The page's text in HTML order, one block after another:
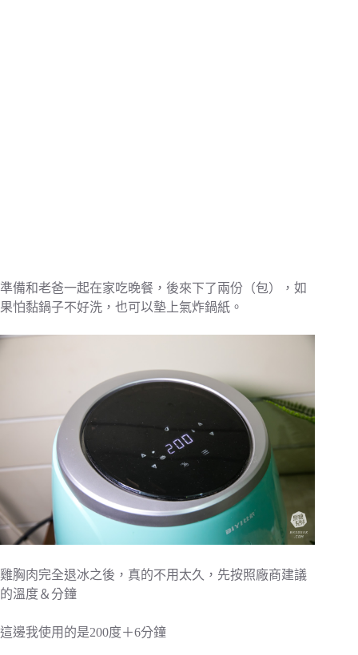
準備和老爸一起在家吃晚餐，後來下了兩份（包），如
果怕黏鍋子不好洗，也可以墊上氣炸鍋紙。
雞胸肉完全退冰之後，真的不用太久，先按照廠商建議
的溫度＆分鐘
這邊我使用的是200度＋6分鐘